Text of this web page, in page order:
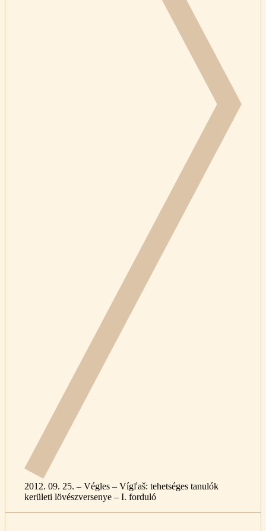
2012. 09. 25. – Végles – Vígľaš: tehetséges tanulók
kerületi lövészversenye – I. forduló